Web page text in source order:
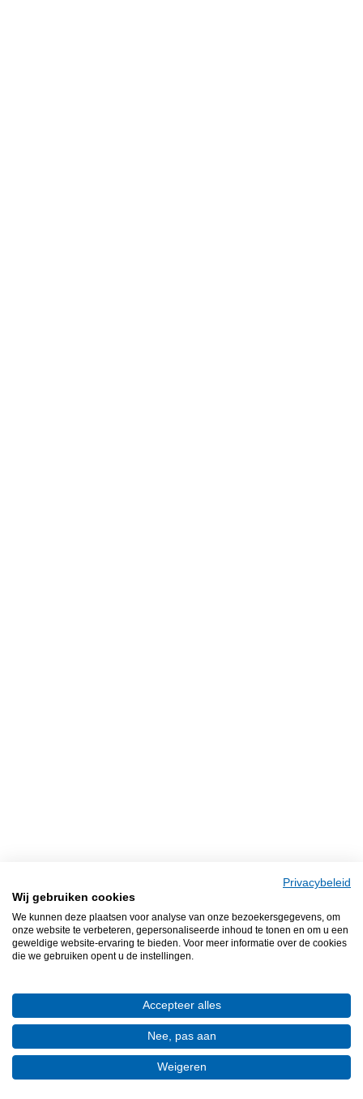
Privacybeleid
Wij gebruiken cookies
We kunnen deze plaatsen voor analyse van onze bezoekersgegevens, om
onze website te verbeteren, gepersonaliseerde inhoud te tonen en om u een
geweldige website-ervaring te bieden. Voor meer informatie over de cookies
die we gebruiken opent u de instellingen.
Accepteer alles
Nee, pas aan
Weigeren